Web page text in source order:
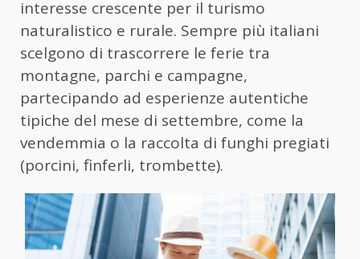
interesse crescente per il turismo
naturalistico e rurale. Sempre più italiani
scelgono di trascorrere le ferie tra
montagne, parchi e campagne,
partecipando ad esperienze autentiche
tipiche del mese di settembre, come la
vendemmia o la raccolta di funghi pregiati
(porcini, finferli, trombette).